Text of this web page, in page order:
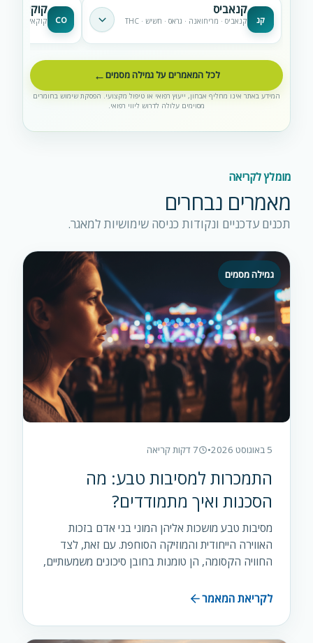
קנ
קנאביס
קנאביס · מריחואנה · גראס · חשיש · THC פתיחת
מידע
על
קנאביס
CO
קוקאין
קוקאין · קראק
לכל המאמרים על גמילה מסמים
המידע באתר אינו מחליף אבחון, ייעוץ רפואי או טיפול מקצועי. הפסקת שימוש בחומרים
מסוימים עלולה לדרוש ליווי רפואי.
מומלץ לקריאה
מאמרים נבחרים
תכנים עדכניים ונקודות כניסה שימושיות למאגר.
גמילה מסמים
5 באוגוסט 2026 • 7 דקות קריאה
התמכרות למסיבות טבע: מה
הסכנות ואיך מתמודדים?
מסיבות טבע מושכות אליהן המוני בני אדם בזכות
האווירה הייחודית והמוזיקה הסוחפת. עם זאת, לצד
החוויה הקסומה, הן טומנות בחובן סיכונים משמעותיים,
לקריאת המאמר